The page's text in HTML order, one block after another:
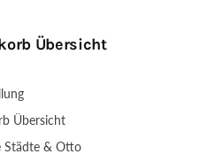
Übersicht
Übersicht
Städte & Otto